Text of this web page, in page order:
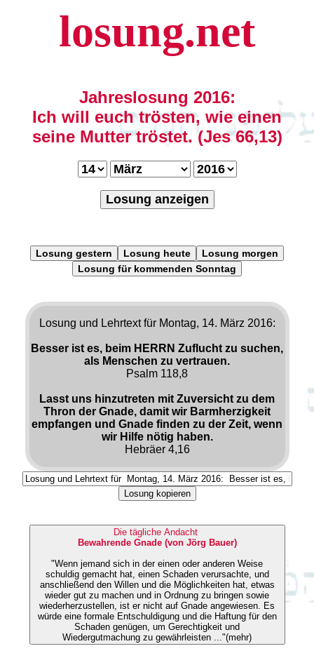
losung.net
Jahreslosung 2016:
Ich will euch trösten, wie einen
seine Mutter tröstet. (Jes 66,13)
Losung anzeigen
Losung gestern Losung heute
Losung morgen
Losung für kommenden Sonntag
Losung und Lehrtext für Montag, 14. März 2016:
Besser ist es, beim HERRN Zuflucht zu suchen,
als Menschen zu vertrauen.
Psalm 118,8
Lasst uns hinzutreten mit Zuversicht zu dem
Thron der Gnade, damit wir Barmherzigkeit
empfangen und Gnade finden zu der Zeit, wenn
wir Hilfe nötig haben.
Hebräer 4,16
Losung kopieren
Die tägliche Andacht
Bewahrende Gnade (von Jörg Bauer)
"Wenn jemand sich in der einen oder anderen Weise
schuldig gemacht hat, einen Schaden verursachte, und
anschließend den Willen und die Möglichkeiten hat, etwas
wieder gut zu machen und in Ordnung zu bringen sowie
wiederherzustellen, ist er nicht auf Gnade angewiesen. Es
würde eine formale Entschuldigung und die Haftung für den
Schaden genügen, um Gerechtigkeit und
Wiedergutmachung zu gewährleisten ..."(mehr)